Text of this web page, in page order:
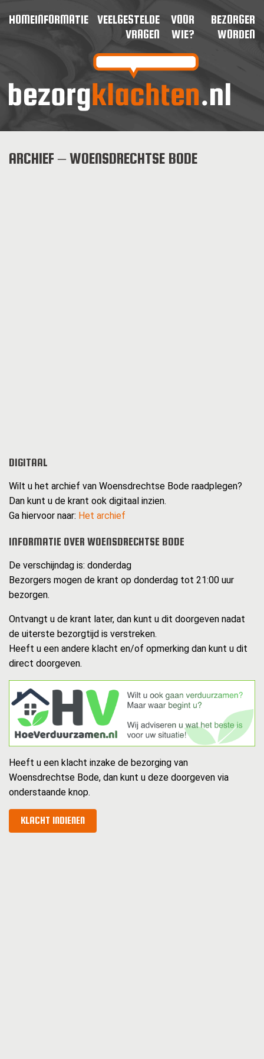
HOMEINFORMATIE
VEELGESTELDE
VRAGEN
VOOR
WIE?
BEZORGER
WORDEN
ARCHIEF – WOENSDRECHTSE BODE
DIGITAAL
Wilt u het archief van Woensdrechtse Bode raadplegen?
Dan kunt u de krant ook digitaal inzien.
Ga hiervoor naar: Het archief
INFORMATIE OVER WOENSDRECHTSE BODE
De verschijndag is: donderdag
Bezorgers mogen de krant op donderdag tot 21:00 uur
bezorgen.
Ontvangt u de krant later, dan kunt u dit doorgeven nadat
de uiterste bezorgtijd is verstreken.
Heeft u een andere klacht en/of opmerking dan kunt u dit
direct doorgeven.
Heeft u een klacht inzake de bezorging van
Woensdrechtse Bode, dan kunt u deze doorgeven via
onderstaande knop.
KLACHT INDIENEN